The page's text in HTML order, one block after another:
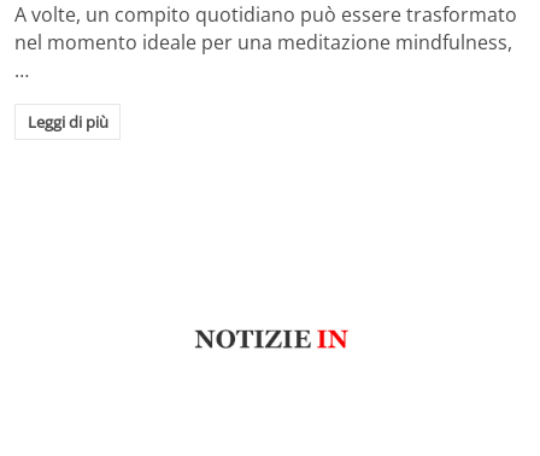
A volte, un compito quotidiano può essere trasformato
nel momento ideale per una meditazione mindfulness,
…
Leggi di più